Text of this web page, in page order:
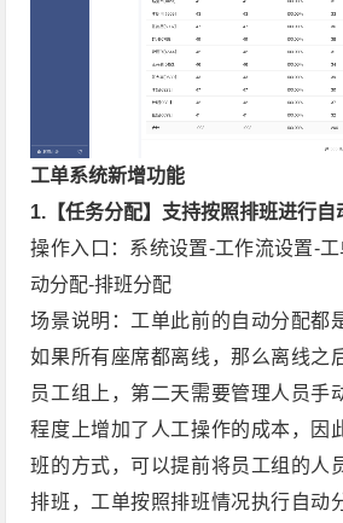
工单系统新增功能
1.【任务分配】支持按照排班进行自
操作入口：系统设置-工作流设置-
动分配-排班分配
场景说明：工单此前的自动分配都
如果所有座席都离线，那么离线之
员工组上，第二天需要管理人员手
程度上增加了人工操作的成本，因
班的方式，可以提前将员工组的人
排班，工单按照排班情况执行自动